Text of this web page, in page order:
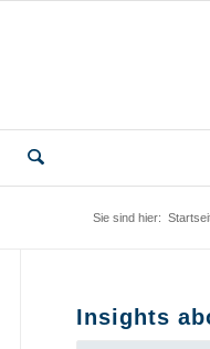
Sie sind hier:
Insights